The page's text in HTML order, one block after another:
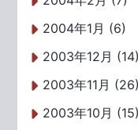
2004年1月 (6)
2003年12月 (14)
2003年11月 (26)
2003年10月 (15)